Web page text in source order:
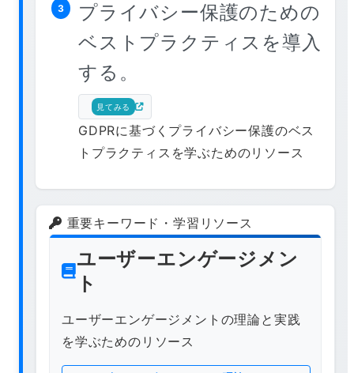
3
プライバシー保護のための
ベストプラクティスを導入
する。
見てみる
GDPRに基づくプライバシー保護のベス
トプラクティスを学ぶためのリソース
重要キーワード・学習リソース
ユーザーエンゲージメン
ト
ユーザーエンゲージメントの理論と実践
を学ぶためのリソース